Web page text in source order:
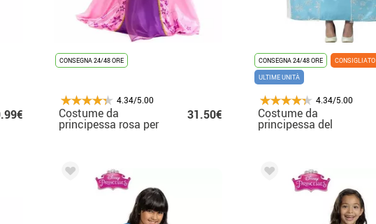
CONSEGNA 24/48 ORE
4.34/5.00
Costume da
principessa rosa per
bambina
31.50€
CONSEGNA 24/48 ORE
CONSIGLIATO
ULTIME UNITÀ
4.34/5.00
Costume da
principessa del
ghiaccio per donna